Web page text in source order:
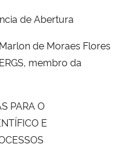
de Abertura
de Moraes Flores
membro da
PARA O
E